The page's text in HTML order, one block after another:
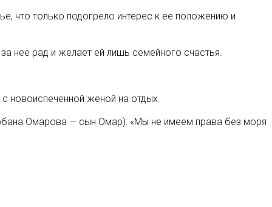
что только подогрело интерес к ее положению и
нее рад и желает ей лишь семейного счастья.
новоиспеченной женой на отдых.
Омарова — сын Омар): «Мы не имеем права без моря